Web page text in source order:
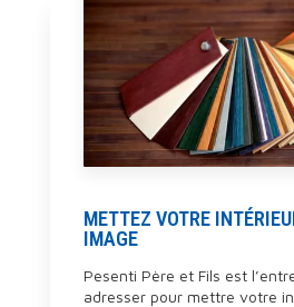
METTEZ VOTRE
IMAGE
Pesenti Père et Fils est
adresser pour mettre votre